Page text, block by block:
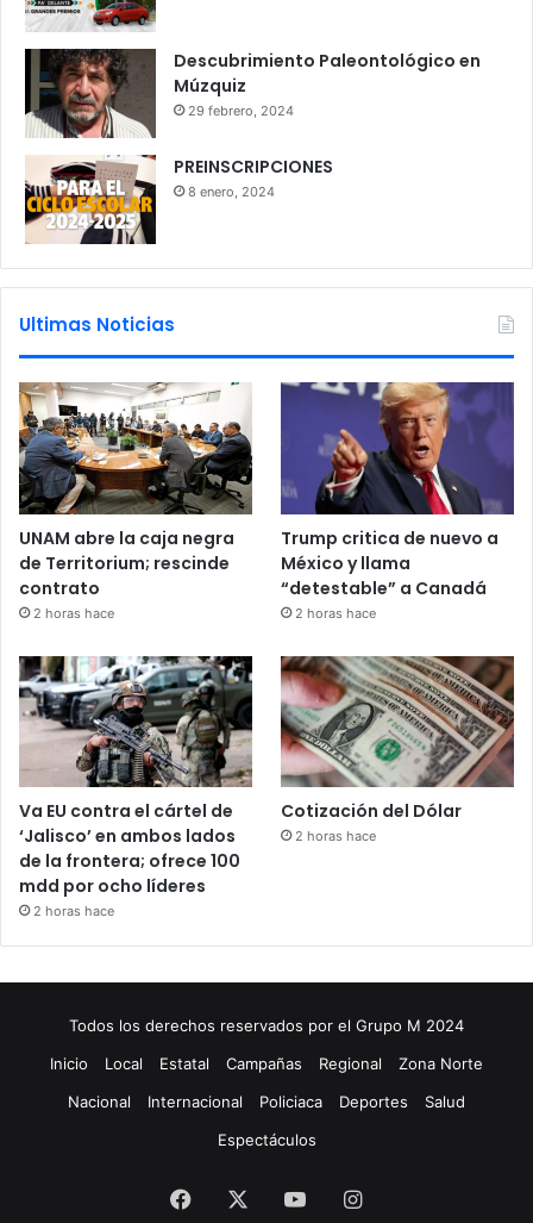
Descubrimiento Paleontológico en
Múzquiz
29 febrero, 2024
PREINSCRIPCIONES
8 enero, 2024
Ultimas Noticias
UNAM abre la caja negra
de Territorium; rescinde
contrato
2 horas hace
Trump critica de nuevo a
México y llama
“detestable” a Canadá
2 horas hace
Va EU contra el cártel de
‘Jalisco’ en ambos lados
de la frontera; ofrece 100
mdd por ocho líderes
2 horas hace
Cotización del Dólar
2 horas hace
Todos los derechos reservados por el Grupo M 2024
Inicio
Local Estatal Campañas Regional
Zona Norte
Nacional
Internacional Policiaca Deportes
Salud
Espectáculos
Facebook YouTubeInstagram